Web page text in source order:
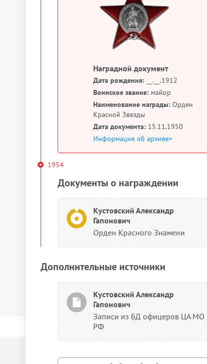
Наградной документ
Дата рождения: __.__.1912
Воинское звание: майор
Наименование награды: Орден
Красной Звезды
Дата документа: 15.11.1950
Информация об архиве+
1954
Документы о награждении
Кустовский Александр
Гапонович
Орден Красного Знамени
Дополнительные источники
Кустовский Александр
Гапонович
Записи из БД офицеров ЦА МО
РФ